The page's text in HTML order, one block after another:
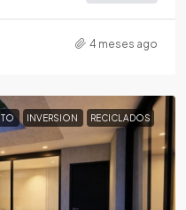
4 meses ago
INVERSION RECICLADOS